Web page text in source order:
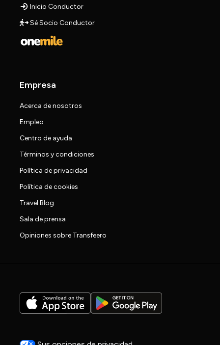
Inicio Conductor
Sé Socio Conductor
Empresa
Acerca de nosotros
Empleo
Centro de ayuda
Términos y condiciones
Política de privacidad
Política de cookies
Travel Blog
Sala de prensa
Opiniones sobre Transfeero